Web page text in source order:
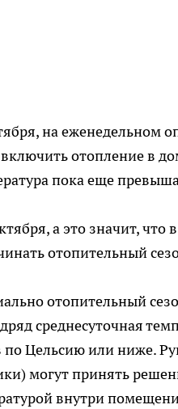
на еженедельном
отопление в
пока еще
а это значит,
отопительный
отопительный
среднесуточная
по Цельсию или ниже.
могут принять
внутри